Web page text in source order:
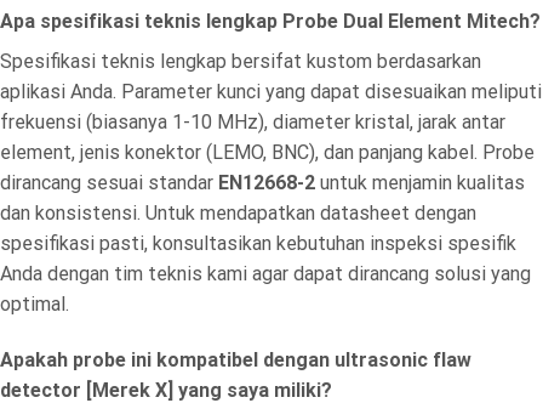
Apa spesifikasi teknis lengkap Probe Dual Element Mitech?
Spesifikasi teknis lengkap bersifat kustom berdasarkan
aplikasi Anda. Parameter kunci yang dapat disesuaikan meliputi
frekuensi (biasanya 1-10 MHz), diameter kristal, jarak antar
element, jenis konektor (LEMO, BNC), dan panjang kabel. Probe
dirancang sesuai standar EN12668-2 untuk menjamin kualitas
dan konsistensi. Untuk mendapatkan datasheet dengan
spesifikasi pasti, konsultasikan kebutuhan inspeksi spesifik
Anda dengan tim teknis kami agar dapat dirancang solusi yang
optimal.
Apakah probe ini kompatibel dengan ultrasonic flaw
detector [Merek X] yang saya miliki?